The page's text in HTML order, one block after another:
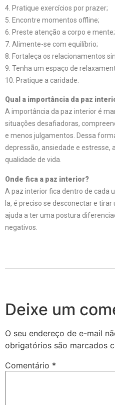
4. Pratique exercícios por prazer;
5. Encontre momentos offline;
6. Preste atenção a corpo e mente;
7. Alimente-se com equilíbrio;
8. Fortaleça os relacionamentos
9. Tenha um espaço de
10. Pratique a caridade.
Qual a importância da paz
A importância da paz interior é
situações desafiadoras,
e menos julgamentos. Dessa
depressão, ansiedade e
qualidade de vida.
Onde fica a paz interior?
A paz interior fica dentro de cada
la, é preciso se desconectar e
ajuda a ter uma postura
negativos.
Deixe um
O seu endereço de e-mail
obrigatórios são marcados
Comentário *